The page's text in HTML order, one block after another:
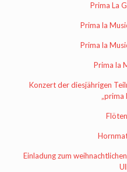
Prima La
Prima la
Prima la
Prima la
Konzert der diesjährigen
„prima
Einladung zum